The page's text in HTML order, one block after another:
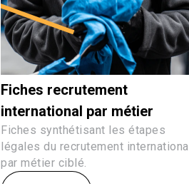
Fiches recrutement
international par métier
Fiches synthétisant les étapes
légales du recrutement international
par métier ciblé.